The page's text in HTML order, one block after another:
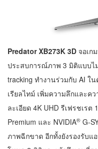
Predator XB273K 3D จอเก
ประสบการณ์ภาพ 3 มิติแบบไ
tracking ทำงานร่วมกับ AI ใ
เรียลไทม์ เพิ่มความลึกและค
ละเอียด 4K UHD รีเฟรชเร
Premium และ NVIDIA® G-
ภาพฉีกขาด อีกทั้งยังรองรับแ